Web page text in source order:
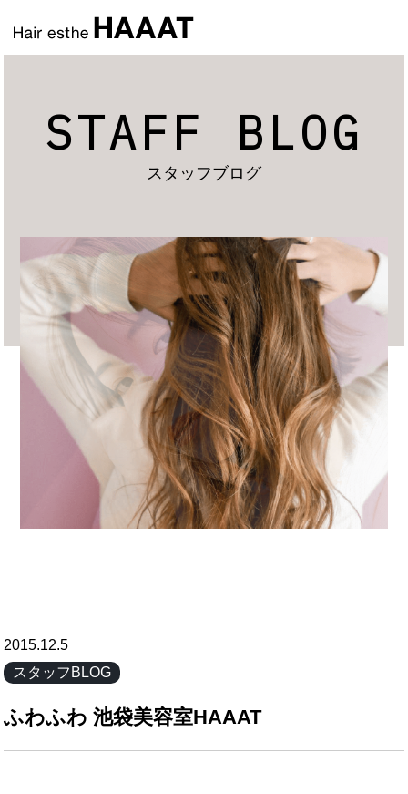
STAFF BLOG
スタッフブログ
2015.12.5
スタッフBLOG
ふわふわ 池袋美容室HAAAT